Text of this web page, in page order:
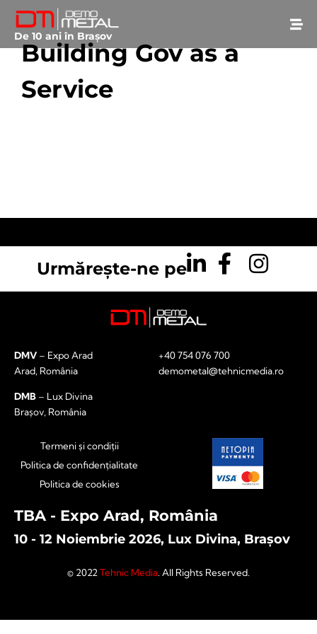
De 10 ani în Brașov
Building Gov as a
Service
Urmărește-ne pe
DMV – Expo Arad
Arad, România
DMB – Lux Divina
Brașov, România
+40 754 076 700
demometal@tehnicmedia.ro
Termeni și condiții
Politica de confidențialitate
Politica de cookies
TBA - Expo Arad, România
10 - 12 Noiembrie 2026, Lux Divina, Brașov
© 2022 Tehnic Media . All Rights Reserved.